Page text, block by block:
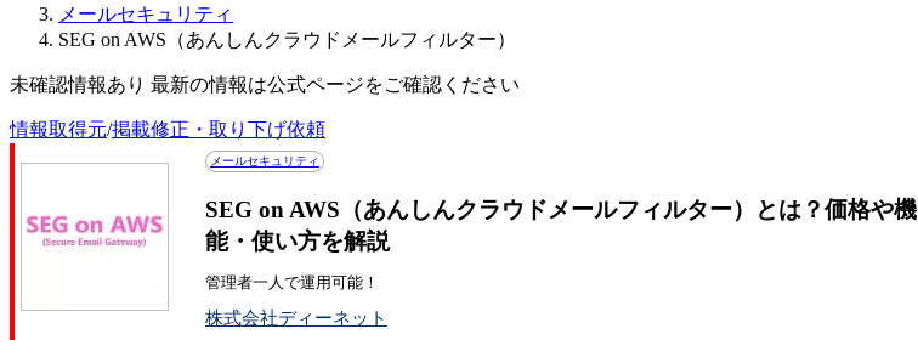
メールセキュリティ
SEG on AWS（あんしんクラウドメールフィルター）
未確認情報あり 最新の情報は公式ページをご確認ください
情報取得元/掲載修正・取り下げ依頼
メールセキュリティ
SEG on AWS（あんしんクラウドメールフィルター）とは？価格や機
能・使い方を解説
管理者一人で運用可能！
株式会社ディーネット